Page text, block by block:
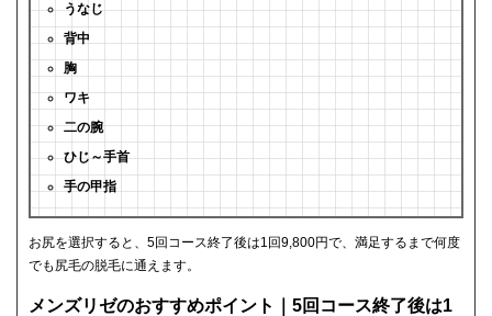
うなじ
背中
胸
ワキ
二の腕
ひじ～手首
手の甲指
お尻を選択すると、5回コース終了後は1回9,800円で、満足するまで何度
でも尻毛の脱毛に通えます。
メンズリゼのおすすめポイント｜5回コース終了後は1